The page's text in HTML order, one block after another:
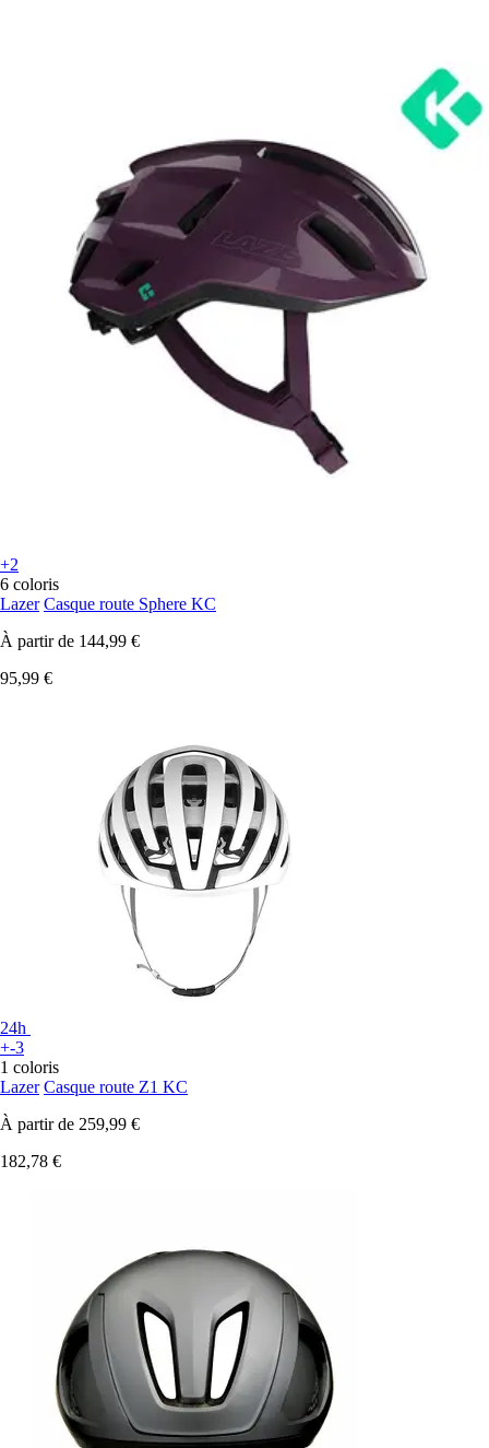
+2
6 coloris
Lazer Casque route Sphere KC
À partir de 144,99 €
95,99 €
24h
+-3
1 coloris
Lazer Casque route Z1 KC
À partir de 259,99 €
182,78 €